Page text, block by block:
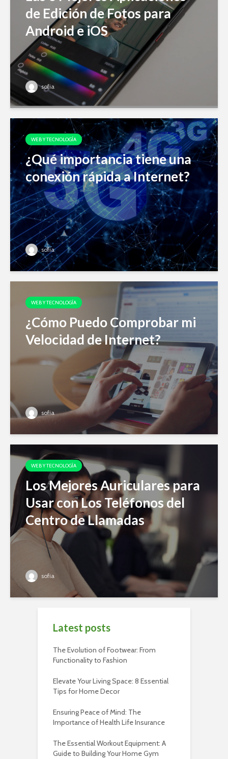
de Edición de Fotos para
Android e iOS
sofia
WEB Y TECNOLOGÍA
¿Qué importancia tiene una
conexión rápida a Internet?
sofia
WEB Y TECNOLOGÍA
¿Cómo Puedo Comprobar mi
Velocidad de Internet?
sofia
WEB Y TECNOLOGÍA
Los Mejores Auriculares para
Usar con Los Teléfonos del
Centro de Llamadas
sofia
Latest posts
The Evolution of Footwear: From
Functionality to Fashion
Elevate Your Living Space: 8 Essential
Tips for Home Decor
Ensuring Peace of Mind: The
Importance of Health Life Insurance
The Essential Workout Equipment: A
Guide to Building Your Home Gym